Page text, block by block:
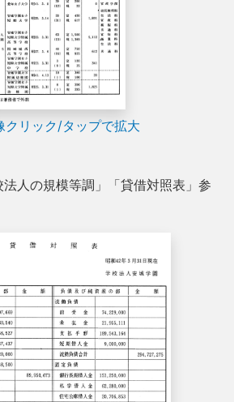
クリック/タップで拡大
法人の規模等調」「貸借対照表」参